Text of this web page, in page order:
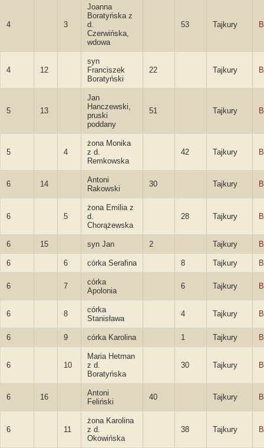
4 3
Joanna
Boratyńska z
d.
Czerwińska,
wdowa
53 Tajkury
4 12
syn
Franciszek
Boratyński
22 Tajkury
5 13
Jan
Hanczewski,
pruski
poddany
51 Tajkury
5 4
żona Monika
z d.
Remkowska
42 Tajkury
6 14
Antoni
Rakowski
30 Tajkury
6 5
żona Emilia z
d.
Chorążewska
28 Tajkury
6 15 syn Jan 2 Tajkury
6 6 córka Serafina 8 Tajkury
6 7
córka
Apolonia
6 Tajkury
6 8
córka
Stanisława
4 Tajkury
6 9 córka Karolina 1 Tajkury
6 10
Maria Hetman
z d.
Boratyńska
30 Tajkury
6 16
Antoni
Feliński
40 Tajkury
6 11
żona Karolina
z d.
Okowińska
38 Tajkury